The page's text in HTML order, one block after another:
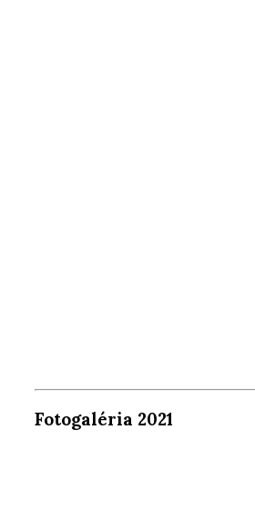
Fotogaléria 2021